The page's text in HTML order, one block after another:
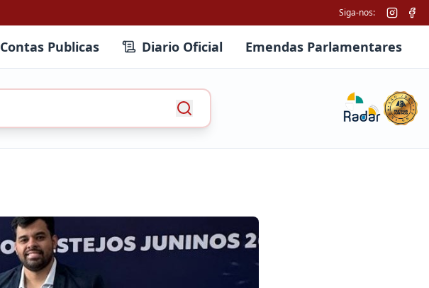
Siga-nos:
Contas Publicas Diario Oficial Emendas Parlamentares